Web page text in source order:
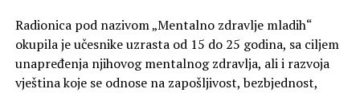
Radionica pod nazivom „Mentalno zdravlje mladih“
okupila je učesnike uzrasta od 15 do 25 godina, sa ciljem
unapređenja njihovog mentalnog zdravlja, ali i razvoja
vještina koje se odnose na zapošljivost, bezbjednost,